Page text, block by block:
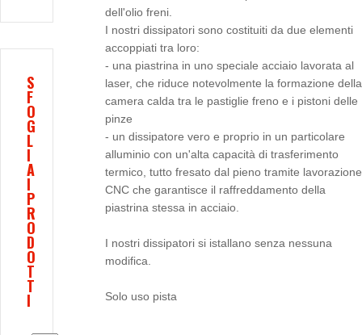
dell'olio freni.
I nostri dissipatori sono costituiti da due elementi
accoppiati tra loro:
- una piastrina in uno speciale acciaio lavorata al
laser, che riduce notevolmente la formazione della
camera calda tra le pastiglie freno e i pistoni delle
pinze
- un dissipatore vero e proprio in un particolare
alluminio con un'alta capacità di trasferimento
termico, tutto fresato dal pieno tramite lavorazione
CNC che garantisce il raffreddamento della
piastrina stessa in acciaio.
I nostri dissipatori si istallano senza nessuna
modifica.
Solo uso pista
S
F
O
G
L
I
A
I
P
R
O
D
O
T
T
I